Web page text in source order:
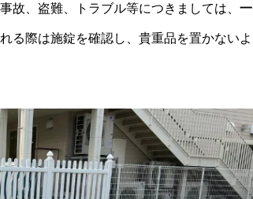
故、盗難、トラブル等につきましては、 一
る際は施錠を確認し、貴重品を置かないよ